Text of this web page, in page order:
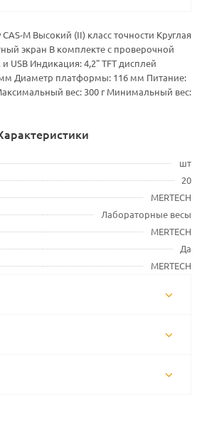
M Высокий (II) класс точности Круглая
экран В комплекте с проверочной
USB Индикация: 4,2" TFT дисплей
мм Диаметр платформы: 116 мм Питание:
вес: 300 г Минимальный вес:
шт
20
MERTECH
Лабораторные весы
MERTECH
Да
MERTECH